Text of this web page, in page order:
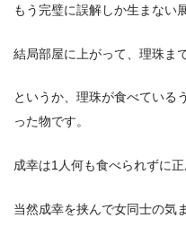
もう完璧に誤解しか生まない
結局部屋に上がって、理珠ま
というか、理珠が食べている
った物です。
成幸は1人何も食べられずに
当然成幸を挟んで女同士の気